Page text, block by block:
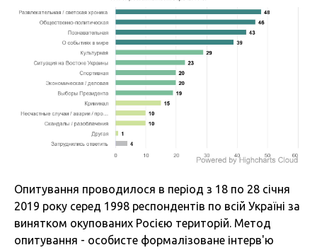
Опитування проводилося в період з 18 по 28 січня
2019 року серед 1998 респондентів по всій Україні за
винятком окупованих Росією територій. Метод
опитування - особисте формалізоване інтерв'ю